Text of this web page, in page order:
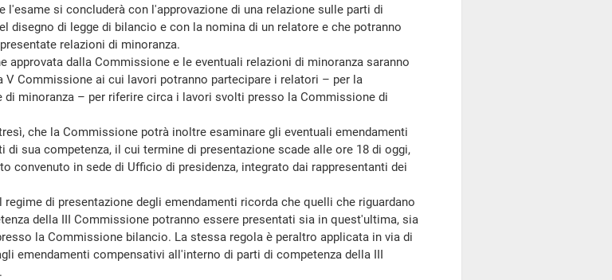
si concluderà con l'approvazione di una relazione sulle parti di
disegno di legge di bilancio e con la nomina di un relatore e che potranno
relazioni di minoranza.
dalla Commissione e le eventuali relazioni di minoranza saranno
V Commissione ai cui lavori potranno partecipare i relatori – per la
di minoranza – per riferire circa i lavori svolti presso la Commissione di
che la Commissione potrà inoltre esaminare gli eventuali emendamenti
di sua competenza, il cui termine di presentazione scade alle ore 18 di oggi,
convenuto in sede di Ufficio di presidenza, integrato dai rappresentanti dei
di presentazione degli emendamenti ricorda che quelli che riguardano
della III Commissione potranno essere presentati sia in quest'ultima, sia
la Commissione bilancio. La stessa regola è peraltro applicata in via di
emendamenti compensativi all'interno di parti di competenza della III